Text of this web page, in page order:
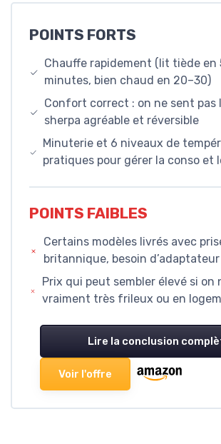
POINTS FORTS
Chauffe rapidement (lit tiède en
minutes, bien chaud en 20–30)
Confort correct : on ne sent pas
sherpa agréable et réversible
Minuterie et 6 niveaux de
pratiques pour gérer la conso et
POINTS FAIBLES
Certains modèles livrés avec
britannique, besoin
Prix qui peut sembler élevé si on
vraiment très frileux ou en
Lire la conclusion
Voir l'offre